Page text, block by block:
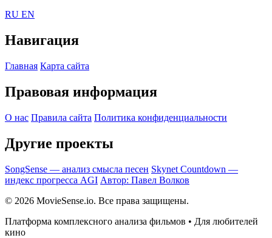
RU EN
Навигация
Главная Карта сайта
Правовая информация
О нас Правила сайта Политика конфиденциальности
Другие проекты
SongSense — анализ смысла песен Skynet Countdown —
индекс прогресса AGI Автор: Павел Волков
© 2026 MovieSense.io. Все права защищены.
Платформа комплексного анализа фильмов • Для любителей
кино